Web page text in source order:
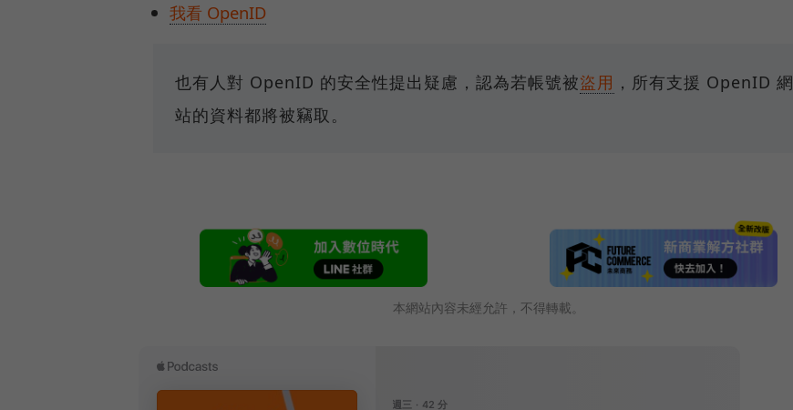
我看 OpenID
也有人對 OpenID 的安全性提出疑慮，認為若帳號被盜用 ，所有支援 OpenID 網
站的資料都將被竊取。
本網站內容未經允許，不得轉載。